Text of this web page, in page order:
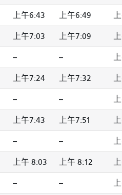
上午6:43 上午6:49
上午7:03 上午7:09
-- --
上午7:24 上午7:32
-- --
上午7:43 上午7:51
-- --
上午 8:03 上午 8:12
-- --